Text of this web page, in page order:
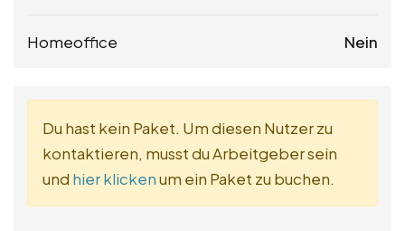
Homeoffice Nein
Du hast kein Paket. Um diesen Nutzer zu
kontaktieren, musst du Arbeitgeber sein
und hier klickenum ein Paket zu buchen.